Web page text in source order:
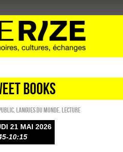
books
Langues du monde Lecture
21 MAI 2026
10:15